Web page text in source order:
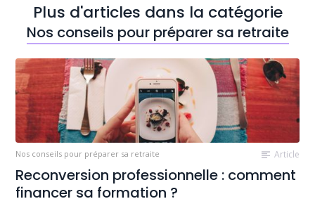
Plus d'articles dans la catégorie
Nos conseils pour préparer sa retraite
Nos conseils pour préparer sa retraite Article
Reconversion professionnelle : comment
financer sa formation ?